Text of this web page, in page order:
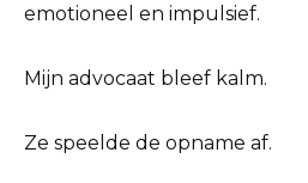
emotioneel en impulsief.
Mijn advocaat bleef kalm.
Ze speelde de opname af.